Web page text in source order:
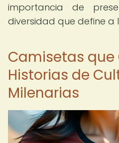
importancia de
diversidad que define a
Camisetas que
Historias de
Milenarias